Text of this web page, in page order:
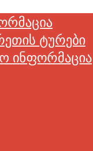
ტურები
ინფორმაცია